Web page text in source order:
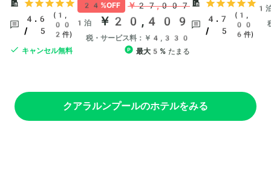
4.6
/ 5
(1,
00
2件)
キャンセル無料
24%OFF ￥27,007
1泊 ￥20,409
税・サービス料：￥4,330
最大5% たまる
4.7
/ 5
(1,
00
6件)
1
クアラルンプールのホテルをみる